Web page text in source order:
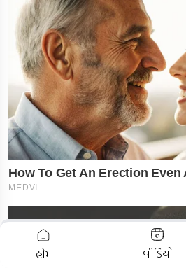
ADVERTISEMENT
હોમ વીડિયો